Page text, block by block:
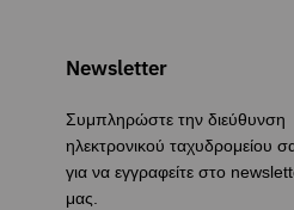
Newsletter
Συμπληρώστε την διεύθυνση
ηλεκτρονικού ταχυδρομείου
για να εγγραφείτε στο
μας.